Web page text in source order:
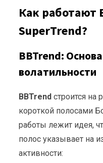
Как работают
SuperTrend?
BBTrend:
волатильности
BBTrend строится
короткой полосами
работы лежит идея,
полос указывает на
активности: